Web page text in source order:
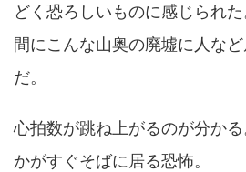
どく恐ろしいものに感じられ
間にこんな山奥の廃墟に人な
だ。
心拍数が跳ね上がるのが分か
かがすぐそばに居る恐怖。